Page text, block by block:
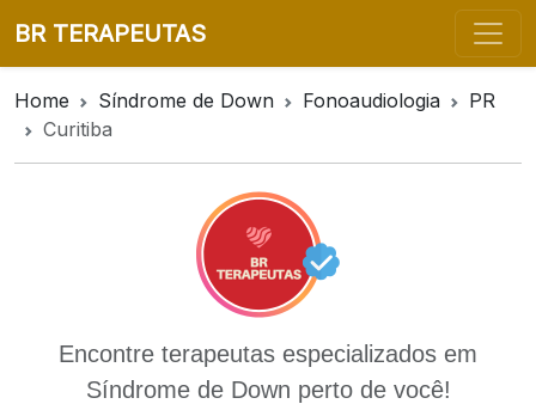
BR TERAPEUTAS
Home Síndrome de Down Fonoaudiologia
PR
Curitiba
Encontre terapeutas especializados em
Síndrome de Down perto de você!